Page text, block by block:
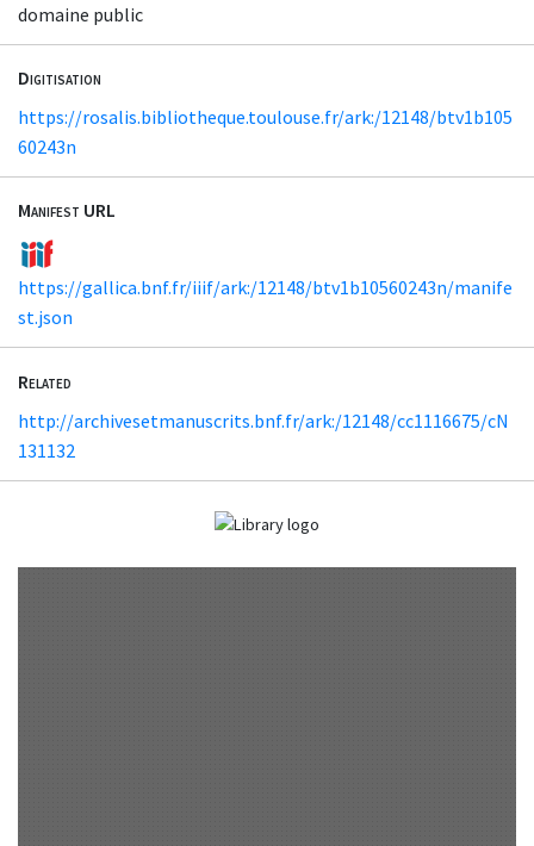
domaine public
Digitisation
https://rosalis.bibliotheque.toulouse.fr/ark:/12148/btv1b105
60243n
Manifest URL
https://gallica.bnf.fr/iiif/ark:/12148/btv1b10560243n/manife
st.json
Related
http://archivesetmanuscrits.bnf.fr/ark:/12148/cc1116675/cN
131132